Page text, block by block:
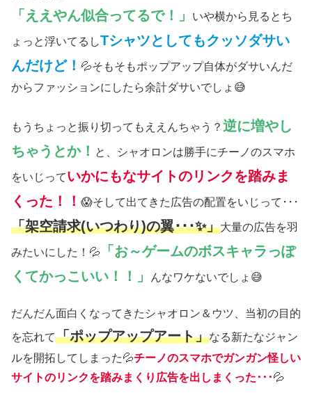
「ええやん似合ってるで！」 いや横から見るとち
ょっと浮いてるしTシャツとしてもクッソダサい
んだけど！ 💦そもそもポップアップ自体がダサいんだ
からファッションにしたら余計ダサいでしょ😅
もうちょっと振り切ってもええんちゃう？ 逆に増やし
ちゃうとか！ と、シャオロンは勝手にチーノのスマホ
をいじっていかにもなサイトのリンクを踏みま
くった！！ 😱そして出てきた広告の配置をいじって･･･
「架空請求(いつわり)の翼･･･✨」大量の広告を羽
みたいにした！💦
「お～ゲームのボスキャラっぽ
くてかっこいい！！」
んなワケないでしょ😅
だんだん面白くなってきたシャオロン＆ウツ、当初の目的
を忘れて「ポップアップアート」なる新たなジャン
ルを開拓してしまった💦チーノのスマホでガンガン怪しい
サイトのリンクを踏みまくり広告を出しまくった･･･💦